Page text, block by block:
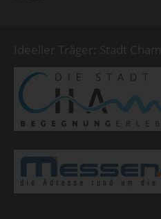
Ideeller Träger: Stadt Cham